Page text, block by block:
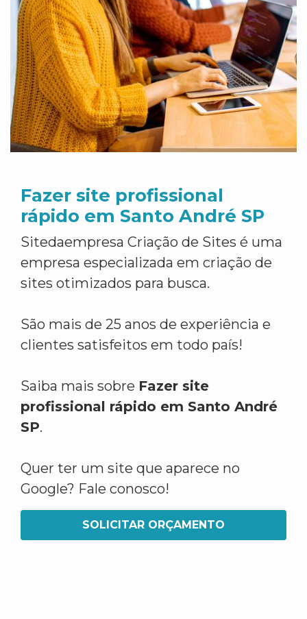
Fazer site profissional
rápido em Santo André SP
Sitedaempresa Criação de Sites é uma
empresa especializada em criação de
sites otimizados para busca.
São mais de 25 anos de experiência e
clientes satisfeitos em todo país!
Saiba mais sobre Fazer site
profissional rápido em Santo André
SP.
Quer ter um site que aparece no
Google? Fale conosco!
SOLICITAR ORÇAMENTO